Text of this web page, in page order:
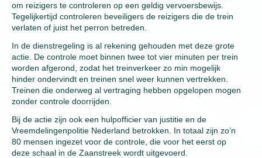
om reizigers te controleren op een geldig vervoersbewijs.
Tegelijkertijd controleren beveiligers de reizigers die de trein
verlaten of juist het perron betreden.
In de dienstregeling is al rekening gehouden met deze grote
actie. De controle moet binnen twee tot vier minuten per trein
worden afgerond, zodat het treinverkeer zo min mogelijk
hinder ondervindt en treinen snel weer kunnen vertrekken.
Treinen die onderweg al vertraging hebben opgelopen mogen
zonder controle doorrijden.
Bij de actie zijn ook een hulpofficier van justitie en de
Vreemdelingenpolitie Nederland betrokken. In totaal zijn zo’n
80 mensen ingezet voor de controle, die voor het eerst op
deze schaal in de Zaanstreek wordt uitgevoerd.